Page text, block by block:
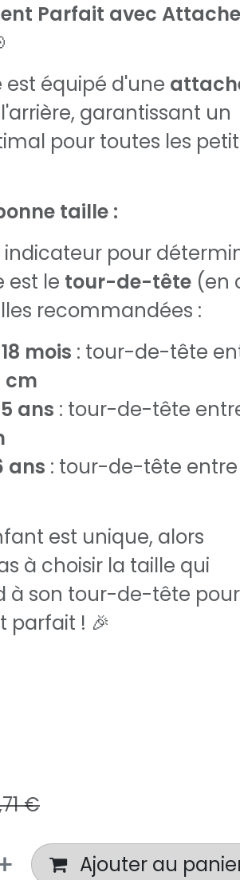
Parfait avec Attache
équipé d'une
garantissant un
pour toutes les
taille :
indicateur pour
est le tour-de-tête (en
recommandées :
mois : tour-de-tête
cm
ans : tour-de-tête
ans : tour-de-tête entre
est unique, alors
à choisir la taille qui
à son tour-de-tête
parfait ! 🎉
€
Ajouter au